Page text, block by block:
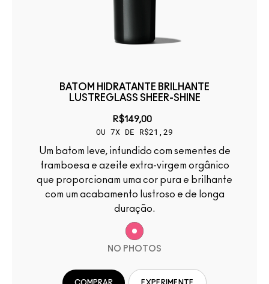
BATOM HIDRATANTE BRILHANTE
LUSTREGLASS SHEER-SHINE
R$149,00
OU 7X DE R$21,29
Um batom leve, infundido com sementes de
framboesa e azeite extra-virgem orgânico
que proporcionam uma cor pura e brilhante
com um acabamento lustroso e de longa
duração.
NO PHOTOS